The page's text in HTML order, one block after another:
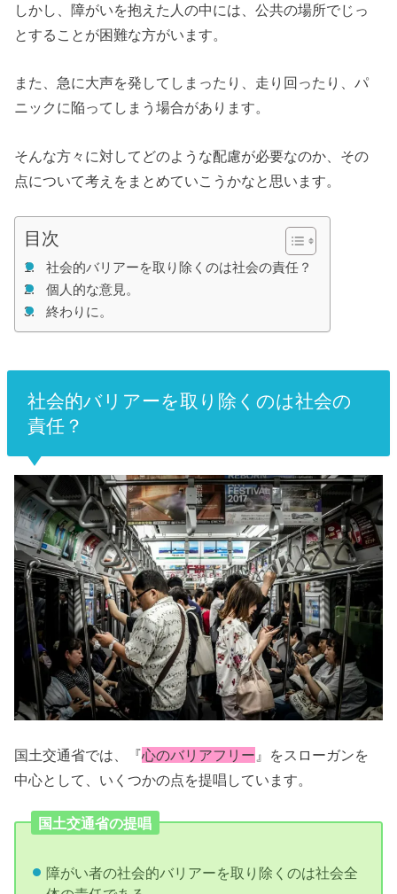
しかし、障がいを抱えた人の中には、公共の場所でじっ
とすることが困難な方がいます。
また、急に大声を発してしまったり、走り回ったり、パ
ニックに陥ってしまう場合があります。
そんな方々に対してどのような配慮が必要なのか、その
点について考えをまとめていこうかなと思います。
目次
社会的バリアーを取り除くのは社会の責任？
個人的な意見。
終わりに。
社会的バリアーを取り除くのは社会の
責任？
国土交通省では、『心のバリアフリー 』をスローガンを
中心として、いくつかの点を提唱しています。
国土交通省の提唱
障がい者の社会的バリアーを取り除くのは社会全